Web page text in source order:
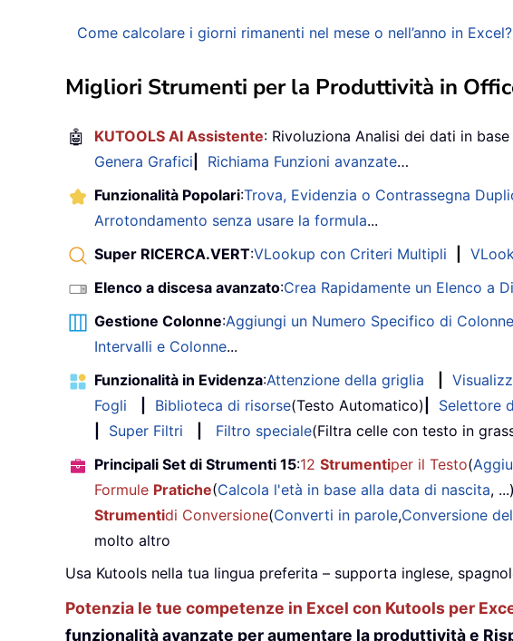
Come calcolare i giorni rimanenti nel mese o nell’anno in Excel?
Migliori Strumenti per la Produttività in
🤖 KUTOOLS AI Assistente: Rivoluziona Analisi dei dati in base
Genera Grafici
Richiama Funzioni avanzate…
Funzionalità Popolari:Trova, Evidenzia o Contrassegna
Arrotondamento senza usare la formula...
Super RICERCA.VERT:VLookup con Criteri Multipli
Elenco a discesa avanzato:Crea Rapidamente un Elenco a
Gestione Colonne:Aggiungi un Numero Specifico di Colonne
Intervalli e Colonne...
Funzionalità in Evidenza:Attenzione della griglia
Fogli
Biblioteca di risorse(Testo Automatico) Selettore
Super Filtri Filtro speciale(Filtra celle con testo in
Principali Set di Strumenti 15:12 Strumentiper il Testo(
Formule Pratiche(Calcola l'età in base alla data di nascita, ...)
Strumentidi Conversione(Converti in parole,Conversione
molto altro
Usa Kutools nella tua lingua preferita – supporta inglese,
Potenzia le tue competenze in Excel con Kutools per
funzionalità avanzate per aumentare la produttività e